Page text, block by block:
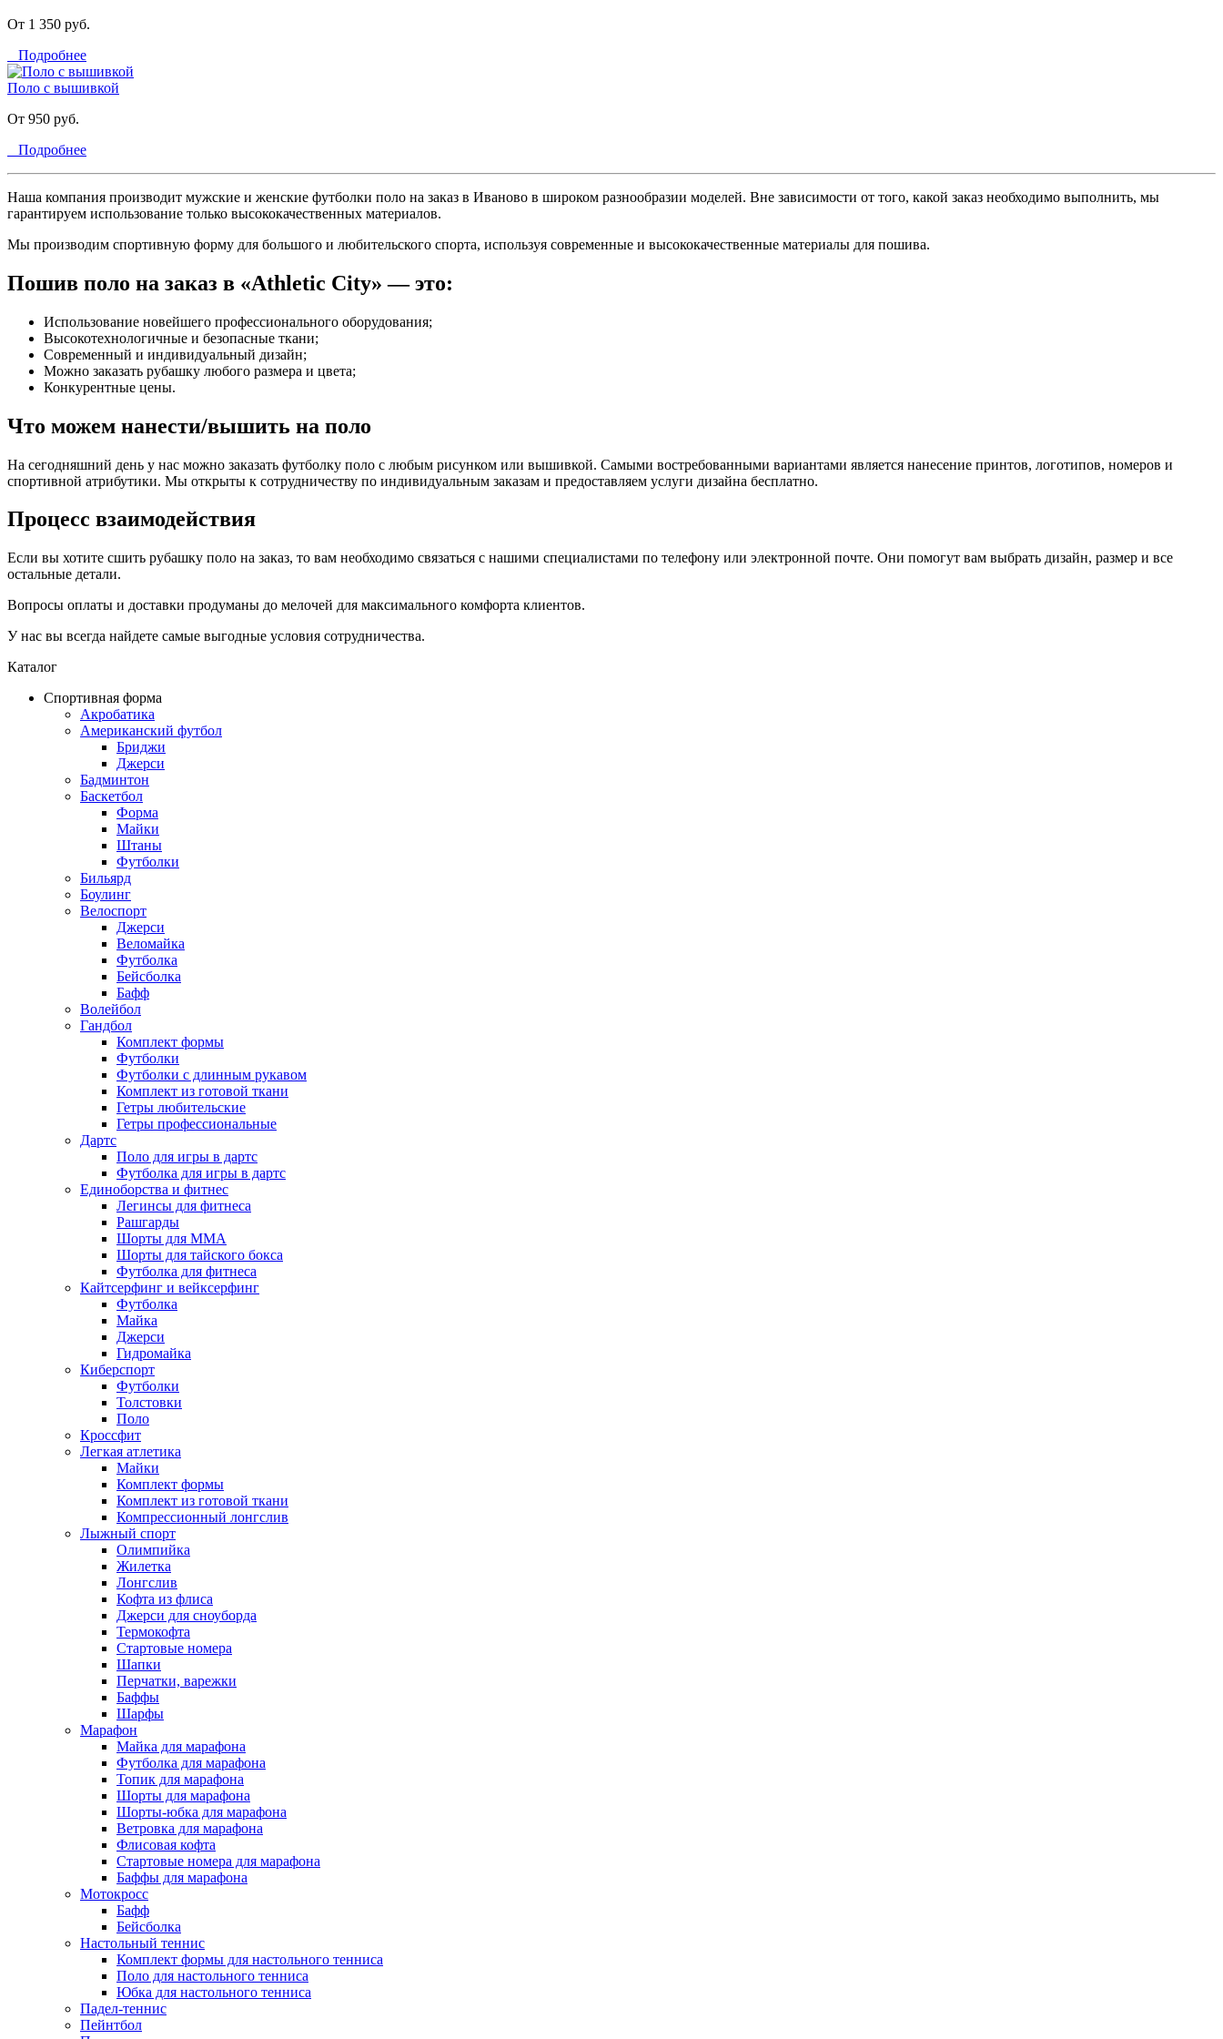
От 1 350 руб.
Подробнее
Поло с вышивкой
От 950 руб.
Подробнее
Наша компания производит мужские и женские футболки поло на заказ в Иваново в широком разнообразии моделей. Вне зависимости от того, какой заказ необходимо выполнить, мы
гарантируем использование только высококачественных материалов.
Мы производим спортивную форму для большого и любительского спорта, используя современные и высококачественные материалы для пошива.
Пошив поло на заказ в «Athletic City» — это:
Использование новейшего профессионального оборудования;
Высокотехнологичные и безопасные ткани;
Современный и индивидуальный дизайн;
Можно заказать рубашку любого размера и цвета;
Конкурентные цены.
Что можем нанести/вышить на поло
На сегодняшний день у нас можно заказать футболку поло с любым рисунком или вышивкой. Самыми востребованными вариантами является нанесение принтов, логотипов, номеров и
спортивной атрибутики. Мы открыты к сотрудничеству по индивидуальным заказам и предоставляем услуги дизайна бесплатно.
Процесс взаимодействия
Если вы хотите сшить рубашку поло на заказ, то вам необходимо связаться с нашими специалистами по телефону или электронной почте. Они помогут вам выбрать дизайн, размер и все
остальные детали.
Вопросы оплаты и доставки продуманы до мелочей для максимального комфорта клиентов.
У нас вы всегда найдете самые выгодные условия сотрудничества.
Каталог
Спортивная форма
Акробатика
Американский футбол
Бриджи
Джерси
Бадминтон
Баскетбол
Форма
Майки
Штаны
Футболки
Бильярд
Боулинг
Велоспорт
Джерси
Веломайка
Футболка
Бейсболка
Бафф
Волейбол
Гандбол
Комплект формы
Футболки
Футболки с длинным рукавом
Комплект из готовой ткани
Гетры любительские
Гетры профессиональные
Дартс
Поло для игры в дартс
Футболка для игры в дартс
Единоборства и фитнес
Легинсы для фитнеса
Рашгарды
Шорты для MMA
Шорты для тайского бокса
Футболка для фитнеса
Кайтсерфинг и вейксерфинг
Футболка
Майка
Джерси
Гидромайка
Киберспорт
Футболки
Толстовки
Поло
Кроссфит
Легкая атлетика
Майки
Комплект формы
Комплект из готовой ткани
Компрессионный лонгслив
Лыжный спорт
Олимпийка
Жилетка
Лонгслив
Кофта из флиса
Джерси для сноуборда
Термокофта
Стартовые номера
Шапки
Перчатки, варежки
Баффы
Шарфы
Марафон
Майка для марафона
Футболка для марафона
Топик для марафона
Шорты для марафона
Шорты-юбка для марафона
Ветровка для марафона
Флисовая кофта
Стартовые номера для марафона
Баффы для марафона
Мотокросс
Бафф
Бейсболка
Настольный теннис
Комплект формы для настольного тенниса
Поло для настольного тенниса
Юбка для настольного тенниса
Падел-теннис
Пейнтбол